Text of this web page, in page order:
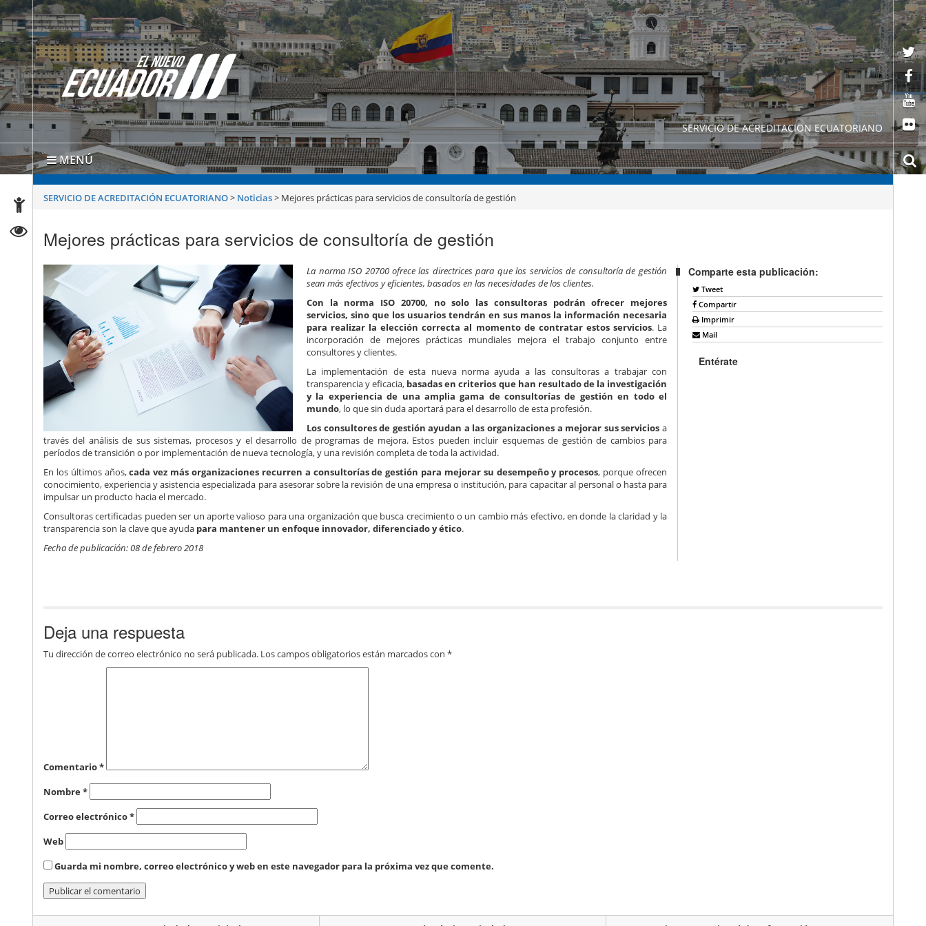
SERVICIO DE ACREDITACION ECUATORIANO
MENÚ
SERVICIO DE ACREDITACIÓN ECUATORIANO> Noticias> Mejores prácticas para servicios de consultoría de gestión
Mejores prácticas para servicios de consultoría de gestión
La norma ISO 20700 ofrece las directrices para que los servicios de consultoría de gestión
sean más efectivos y eficientes, basados en las necesidades de los clientes.
Con la norma ISO 20700, no solo las consultoras podrán ofrecer mejores
servicios, sino que los usuarios tendrán en sus manos la información necesaria
para realizar la elección correcta al momento de contratar estos servicios. La
incorporación de mejores prácticas mundiales mejora el trabajo conjunto entre
consultores y clientes.
La implementación de esta nueva norma ayuda a las consultoras a trabajar con
transparencia y eficacia, basadas en criterios que han resultado de la investigación
y la experiencia de una amplia gama de consultorías de gestión en todo el
mundo, lo que sin duda aportará para el desarrollo de esta profesión.
Los consultores de gestión ayudan a las organizaciones a mejorar sus servicios a
través del análisis de sus sistemas, procesos y el desarrollo de programas de mejora. Estos pueden incluir esquemas de gestión de cambios para
períodos de transición o por implementación de nueva tecnología, y una revisión completa de toda la actividad.
En los últimos años,cada vez más organizaciones recurren a consultorías de gestión para mejorar su desempeño y procesos, porque ofrecen
conocimiento, experiencia y asistencia especializada para asesorar sobre la revisión de una empresa o institución, para capacitar al personal o hasta para
impulsar un producto hacia el mercado.
Consultoras certificadas pueden ser un aporte valioso para una organización que busca crecimiento o un cambio más efectivo, en donde la claridad y la
transparencia son la clave que ayuda para mantener un enfoque innovador, diferenciado y ético.
Fecha de publicación: 08 de febrero 2018
Comparte esta publicación:
Tweet
Compartir
Imprimir
Mail
Entérate
Deja una respuesta
Tu dirección de correo electrónico no será publicada. Los campos obligatorios están marcados con*
Comentario*
Nombre*
Correo electrónico*
Web
Guarda mi nombre, correo electrónico y web en este navegador para la próxima vez que comente.